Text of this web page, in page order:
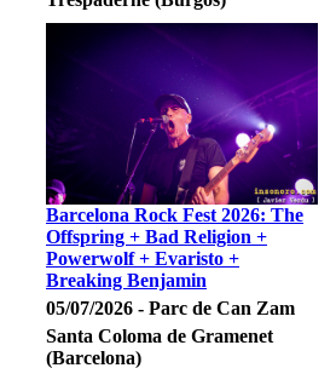
Barcelona Rock Fest 2026: The
Offspring + Bad Religion +
Powerwolf + Evaristo +
Breaking Benjamin
05/07/2026 - Parc de Can Zam
Santa Coloma de Gramenet
(Barcelona)